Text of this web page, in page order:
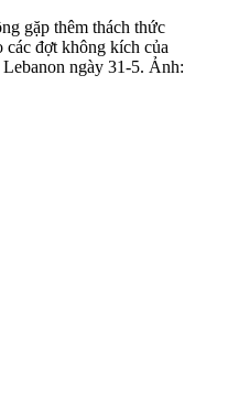
đợt không kích của
ngày 31-5. Ảnh: